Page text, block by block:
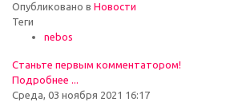
Опубликовано в Новости
Теги
nebos
Станьте первым комментатором!
Подробнее ...
Среда, 03 ноября 2021 16:17